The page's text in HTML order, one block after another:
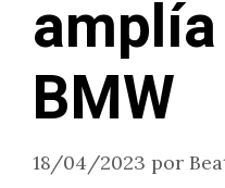
BMW
18/04/2023 por